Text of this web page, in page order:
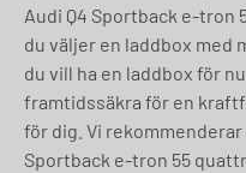
Audi Q4 Sportback e-tron
du väljer en laddbox med
du vill ha en laddbox för
framtidssäkra för en
för dig. Vi
Sportback e-tron 55